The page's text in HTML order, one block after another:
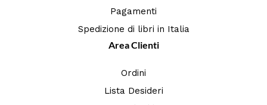
Pagamenti
Spedizione di libri in Italia
Area Clienti
Ordini
Lista Desideri